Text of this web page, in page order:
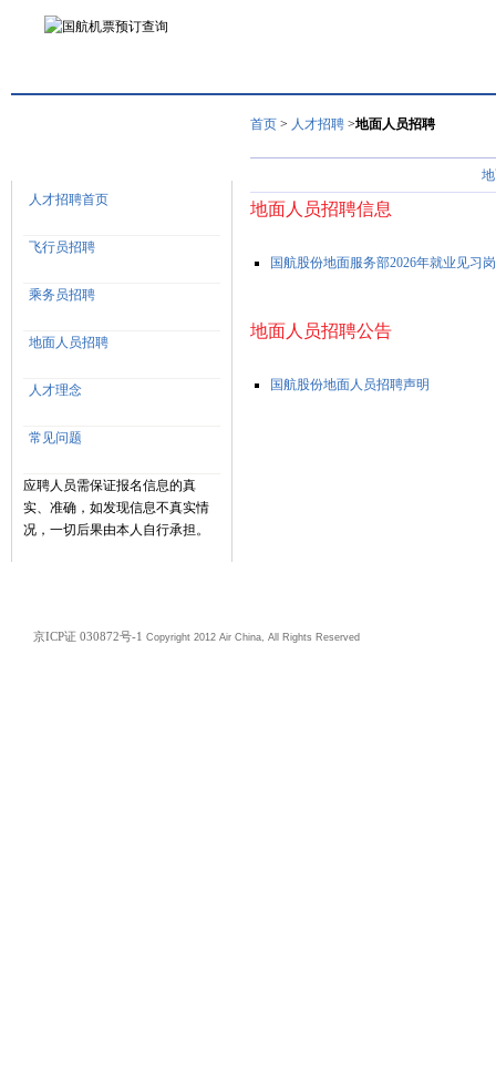
人才招聘首页
飞行员招聘
乘务员招聘
地面人员招聘
人才理念
常见问题
应聘人员需保证报名信息的真
实、准确，如发现信息不真实情
况，一切后果由本人自行承担。
首页 > 人才招聘 >地面人员招聘
地面人员招聘信息
国航股份地面服务部2026年就业见习
地面人员招聘公告
国航股份地面人员招聘声明
京ICP证 030872号-1 Copyright 2012 Air China, All Rights Reserved